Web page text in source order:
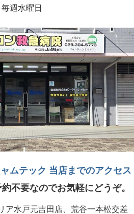
週水曜日
ムテック 当店までのアクセス
不要なのでお気軽にどうぞ。
ア水戸元吉田店、荒谷一本松交差